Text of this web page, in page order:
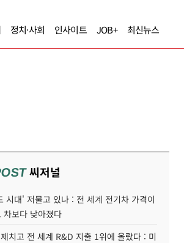
정치·사회 인사이트 JOB+ 최신뉴스
씨저널
시대' 저물고 있나 : 전 세계 전기차 가격이
차보다 낮아졌다
치고 전 세계 R&D 지출 1위에 올랐다 : 미